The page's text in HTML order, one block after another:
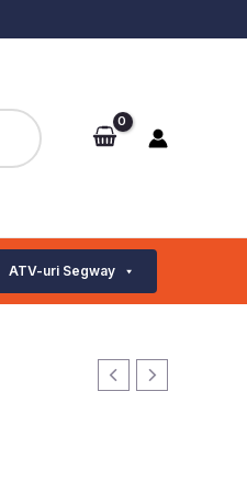
ATV-uri Segway